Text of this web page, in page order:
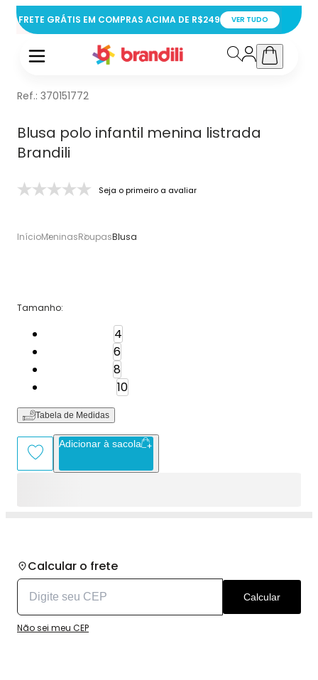
FRETE GRÁTIS EM COMPRAS ACIMA DE R$249 VER TUDO
Ref.: 370151772
Blusa polo infantil menina listrada
Brandili
Seja o primeiro a avaliar
InícioMeninasRoupasBlusa
Tamanho:
4
6
8
10
Tabela de Medidas
Adicionar à sacola
Calcular o frete
Calcular
Não sei meu CEP